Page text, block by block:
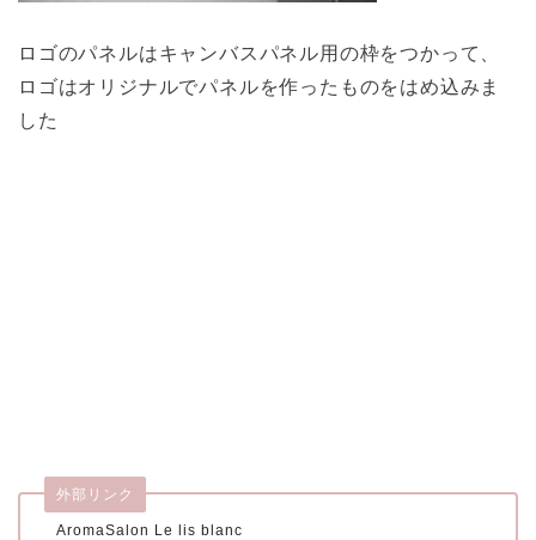
ロゴのパネルはキャンバスパネル用の枠をつかって、
ロゴはオリジナルでパネルを作ったものをはめ込みま
した
AromaSalon Le lis blanc
外部リンク